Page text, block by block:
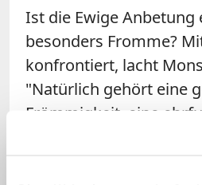
Ist die Ewige Anbetung
besonders Fromme?
konfrontiert, lacht
"Natürlich gehört eine
Frömmigkeit, eine
Beziehung zu Gott